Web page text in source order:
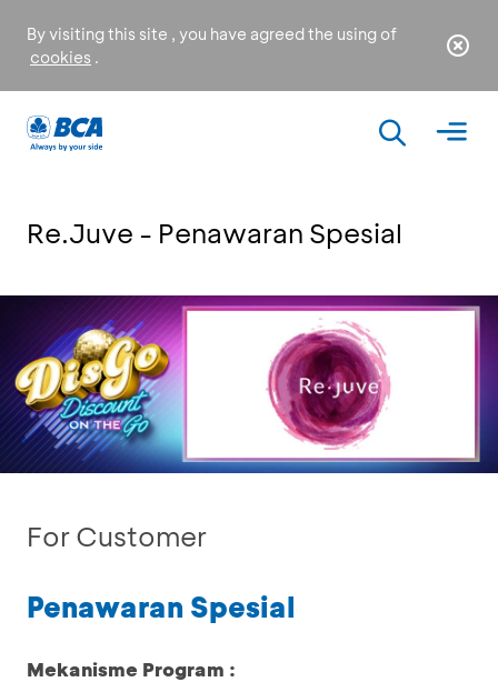
By visiting this site , you have agreed the using of
cookies .
Re.Juve - Penawaran Spesial
For Customer
Penawaran Spesial
Mekanisme Program :